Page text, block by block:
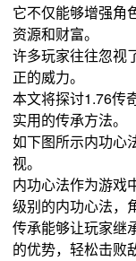
它不仅能够增强角
资源和财富。
许多玩家往往忽视
正的威力。
本文将探讨1.76传
实用的传承方法。
如下图所示内功心
视。
内功心法作为游戏
级别的内功心法，
传承能够让玩家继
的优势，轻松击败